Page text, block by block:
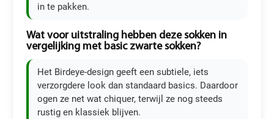
in te pakken.
Wat voor uitstraling hebben deze sokken in
vergelijking met basic zwarte sokken?
Het Birdeye-design geeft een subtiele, iets
verzorgdere look dan standaard basics. Daardoor
ogen ze net wat chiquer, terwijl ze nog steeds
rustig en klassiek blijven.